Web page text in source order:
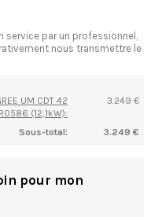
service par un professionnel,
nous transmettre le
UM CDT 42
(12,1kW):
3.249 €
Sous-total: 3.249 €
pour mon